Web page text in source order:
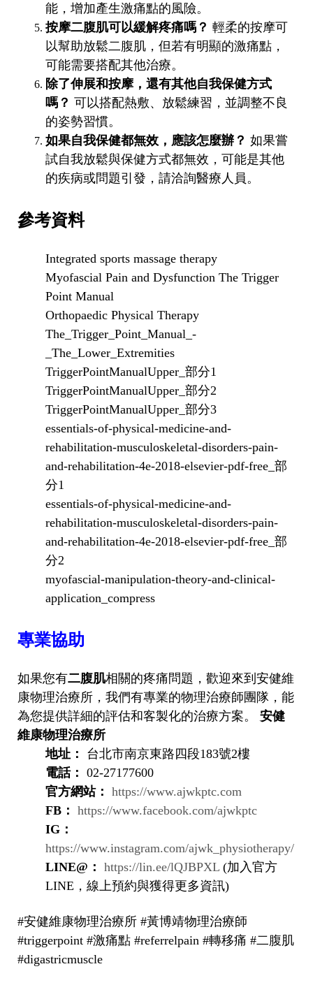
能，增加產生激痛點的風險。
按摩二腹肌可以緩解疼痛嗎？ 輕柔的按摩可
以幫助放鬆二腹肌，但若有明顯的激痛點，
可能需要搭配其他治療。
除了伸展和按摩，還有其他自我保健方式
嗎？ 可以搭配熱敷、放鬆練習，並調整不良
的姿勢習慣。
如果自我保健都無效，應該怎麼辦？ 如果嘗
試自我放鬆與保健方式都無效，可能是其他
的疾病或問題引發，請洽詢醫療人員。
參考資料
Integrated sports massage therapy
Myofascial Pain and Dysfunction The Trigger
Point Manual
Orthopaedic Physical Therapy
The_Trigger_Point_Manual_-
_The_Lower_Extremities
TriggerPointManualUpper_部分1
TriggerPointManualUpper_部分2
TriggerPointManualUpper_部分3
essentials-of-physical-medicine-and-
rehabilitation-musculoskeletal-disorders-pain-
and-rehabilitation-4e-2018-elsevier-pdf-free_部
分1
essentials-of-physical-medicine-and-
rehabilitation-musculoskeletal-disorders-pain-
and-rehabilitation-4e-2018-elsevier-pdf-free_部
分2
myofascial-manipulation-theory-and-clinical-
application_compress
專業協助
如果您有二腹肌相關的疼痛問題，歡迎來到安健維
康物理治療所，我們有專業的物理治療師團隊，能
為您提供詳細的評估和客製化的治療方案。安健
維康物理治療所
地址：
台北市南京東路四段183號2樓
電話： 02-27177600
官方網站：
https://www.ajwkptc.com
FB：
https://www.facebook.com/ajwkptc
IG：
https://www.instagram.com/ajwk_physiotherapy/
LINE@：
https://lin.ee/lQJBPXL (加入官方
LINE，線上預約與獲得更多資訊)
#安健維康物理治療所 #黃博靖物理治療師
#triggerpoint #激痛點 #referrelpain #轉移痛 #二腹肌
#digastricmuscle